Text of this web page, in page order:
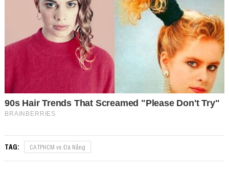
TAG: CATPHCM vs Đà Nẵng